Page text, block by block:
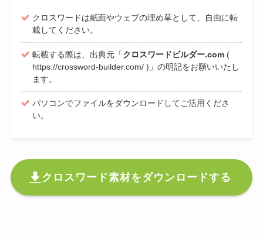
クロスワードは紙面やウェブの埋め草として、自由に転
載してください。
転載する際は、出典元「クロスワードビルダー.com (
https://crossword-builder.com/ )」の明記をお願いいたし
ます。
パソコンでファイルをダウンロードしてご活用くださ
い。
クロスワード素材をダウンロードする